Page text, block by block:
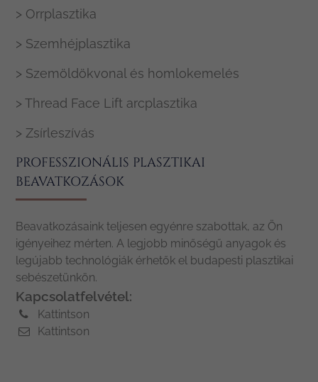
> Orrplasztika
> Szemhéjplasztika
> Szemöldökvonal és homlokemelés
> Thread Face Lift arcplasztika
> Zsírleszívás
PROFESSZIONÁLIS PLASZTIKAI
BEAVATKOZÁSOK
Beavatkozásaink teljesen egyénre szabottak, az Ön
igényeihez mérten. A legjobb minőségű anyagok és
legújabb technológiák érhetők el budapesti plasztikai
sebészetünkön.
Kapcsolatfelvétel:
Kattintson
Kattintson